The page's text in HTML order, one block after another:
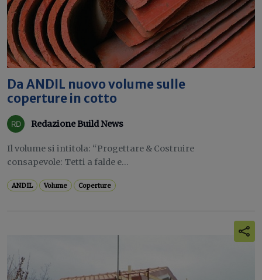
Da ANDIL nuovo volume sulle
coperture in cotto
Redazione Build News
Il volume si intitola: “Progettare & Costruire
consapevole: Tetti a falde e...
ANDIL Volume Coperture